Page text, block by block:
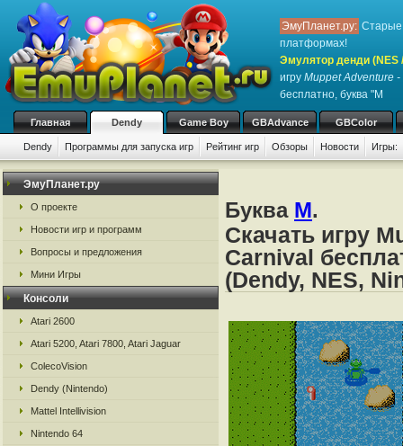
ЭмуПланет.ру: Старые
платформах!
Эмулятор денди (NES
игру Muppet Adventure
бесплатно, буква "M
Главная Dendy Game Boy GBAdvance GBColor
Dendy Программы для запуска игр Рейтинг игр Обзоры Новости Игры:
ЭмуПланет.ру
О проекте
Новости игр и программ
Вопросы и предложения
Мини Игры
Консоли
Atari 2600
Atari 5200, Atari 7800, Atari Jaguar
ColecoVision
Dendy (Nintendo)
Mattel Intellivision
Nintendo 64
Буква M.
Скачать игру
Carnival
(Dendy, NES,